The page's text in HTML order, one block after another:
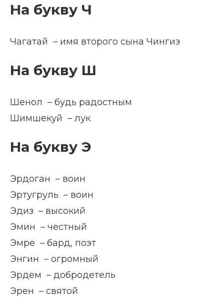
На букву Ч
Чагатай – имя второго сына Чингиз
На букву Ш
Шенол – будь радостным
Шимшекуй – лук
На букву Э
Эрдоган – воин
Эртугруль – воин
Эдиз – высокий
Эмин – честный
Эмре – бард, поэт
Энгин – огромный
Эрдем – добродетель
Эрен – святой